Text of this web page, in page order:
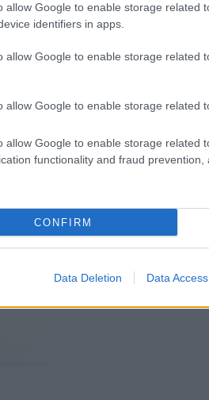
allow Google to enable storage related
identifiers in apps.
allow Google to enable storage related
allow Google to enable storage related
allow Google to enable storage related
functionality and fraud prevention,
CONFIRM
Data Deletion Data Access
LEGO, van
játszik:
használtan
7636